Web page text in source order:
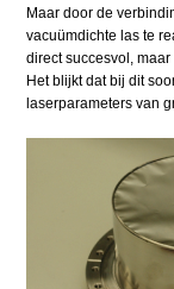
Maar door de
vacuümdichte las te
direct succesvol,
Het blijkt dat bij dit
laserparameters van